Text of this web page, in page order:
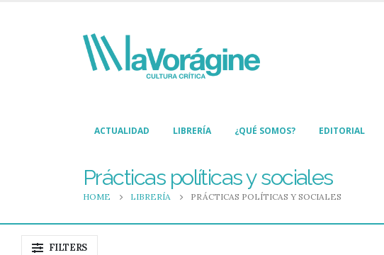
ACTUALIDAD LIBRERÍA ¿QUÉ SOMOS? EDITORIAL
Prácticas políticas y sociales
HOME LIBRERÍA PRÁCTICAS POLÍTICAS Y SOCIALES
FILTERS